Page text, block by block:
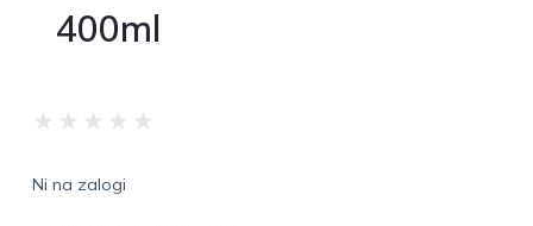
400ml
★ ★ ★ ★ ★
Ni na zalogi